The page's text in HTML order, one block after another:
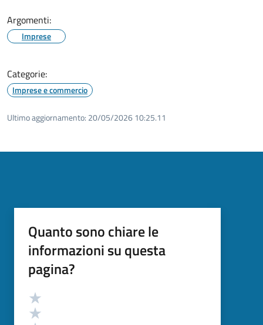
Argomenti:
Imprese
Categorie:
Imprese e commercio
Ultimo aggiornamento: 20/05/2026 10:25.11
Quanto sono chiare le
informazioni su questa
pagina?
Valutazione